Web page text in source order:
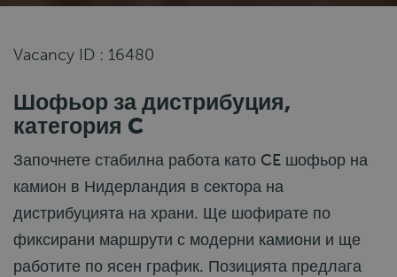
Vacancy ID : 16480
Шофьор за дистрибуция,
категория C
Започнете стабилна работа като CE шофьор на
камион в Нидерландия в сектора на
дистрибуцията на храни. Ще шофирате по
фиксирани маршрути с модерни камиони и ще
работите по ясен график. Позицията предлага